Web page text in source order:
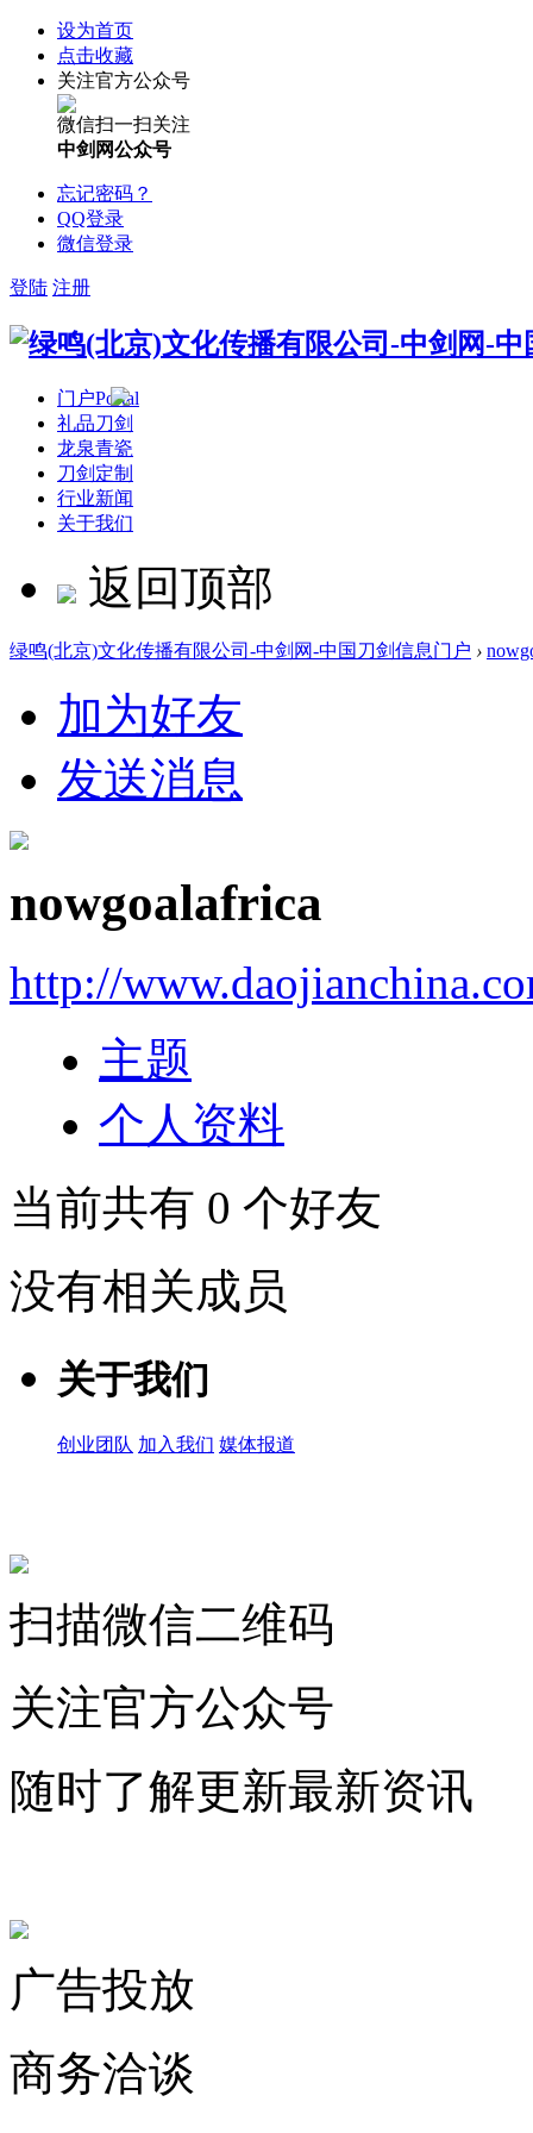
设为首页
点击收藏
关注官方公众号
微信扫一扫关注
中剑网公众号
忘记密码？
QQ登录
微信登录
登陆 注册
门户Portal
礼品刀剑
龙泉青瓷
刀剑定制
行业新闻
关于我们
返回顶部
绿鸣(北京)文化传播有限公司-中剑网-中国刀剑信息门户 ›
加为好友
发送消息
nowgoalafrica
http://
主题
个人资料
当前共有 0 个好友
没有相关成员
关于我们
创业团队 加入我们 媒体报道
扫描微信二维码
关注官方公众号
随时了解更新最新资讯
广告投放
商务洽谈